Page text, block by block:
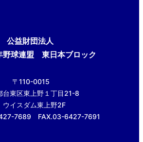
公益財団法人
野球連盟 東日本ブロック
〒110-0015
台東区東上野１丁目21-8
ウイスダム東上野2F
7689 FAX.03-6427-7691